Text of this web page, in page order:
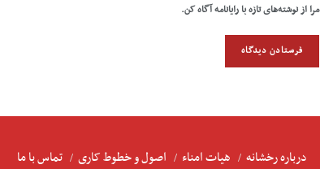
مرا از نوشته‌های تازه با رایانامه آگاه کن.
درباره رخشانه هیات امناء اصول و خطوط کاری تماس با ما